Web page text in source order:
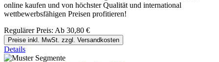
online kaufen und von höchster Qualität und international
wettbewerbsfähigen Preisen profitieren!
Regulärer Preis: Ab 30,80 €
Preise inkl. MwSt. zzgl. Versandkosten
Details